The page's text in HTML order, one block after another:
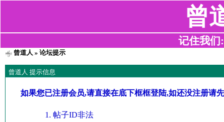
曾
记住我们
曾道人 » 论坛提示
曾道人 提示信息
如果您已注册会员,请直接在底下框框登陆,如还没注册请
帖子ID非法